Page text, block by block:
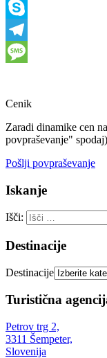
Viber
Skype
Telegram
Cenik
Zaradi dinamike cen
povpraševanje"
Pošlji povpraševanje
Iskanje
Išči:
Destinacije
Destinacije
Turistična
Petrov trg 2,
3311 Šempeter,
Slovenija